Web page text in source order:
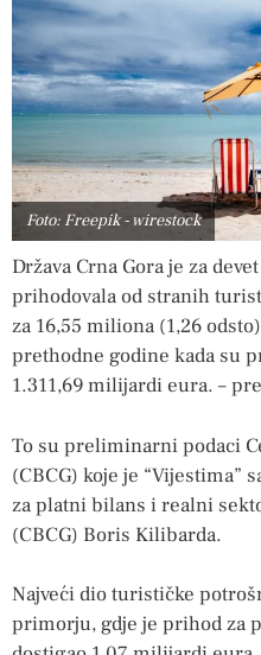
Foto: Freepik - wirestock
Država Crna Gora je za
prihodovala od stranih
za 16,55 miliona (1,26
prethodne godine kada su
1.311,69 milijardi eura. –
To su preliminarni podaci
(CBCG) koje je “Vijestima”
za platni bilans i realni
(CBCG) Boris Kilibarda.
Najveći dio turističke
primorju, gdje je prihod za